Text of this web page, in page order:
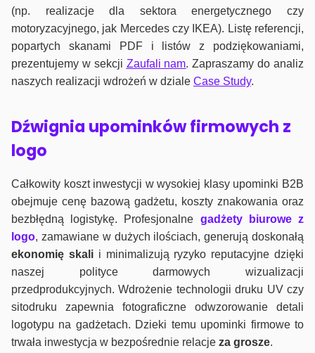
(np. realizacje dla sektora energetycznego czy
motoryzacyjnego, jak Mercedes czy IKEA). Listę referencji,
popartych skanami PDF i listów z podziękowaniami,
prezentujemy w sekcji Zaufali nam. Zapraszamy do analiz
naszych realizacji wdrożeń w dziale Case Study.
Dźwignia upominków firmowych z
logo
Całkowity koszt inwestycji w wysokiej klasy upominki B2B
obejmuje cenę bazową gadżetu, koszty znakowania oraz
bezbłędną logistykę. Profesjonalne gadżety biurowe z
logo, zamawiane w dużych ilościach, generują doskonałą
ekonomię skalii minimalizują ryzyko reputacyjne dzięki
naszej polityce darmowych wizualizacji
przedprodukcyjnych. Wdrożenie technologii druku UV czy
sitodruku zapewnia fotograficzne odwzorowanie detali
logotypu na gadżetach. Dzieki temu upominki firmowe to
trwała inwestycja w bezpośrednie relacje za grosze.